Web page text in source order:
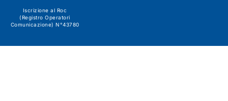
Iscrizione al Roc
(Registro Operatori
Comunicazione) N°43780